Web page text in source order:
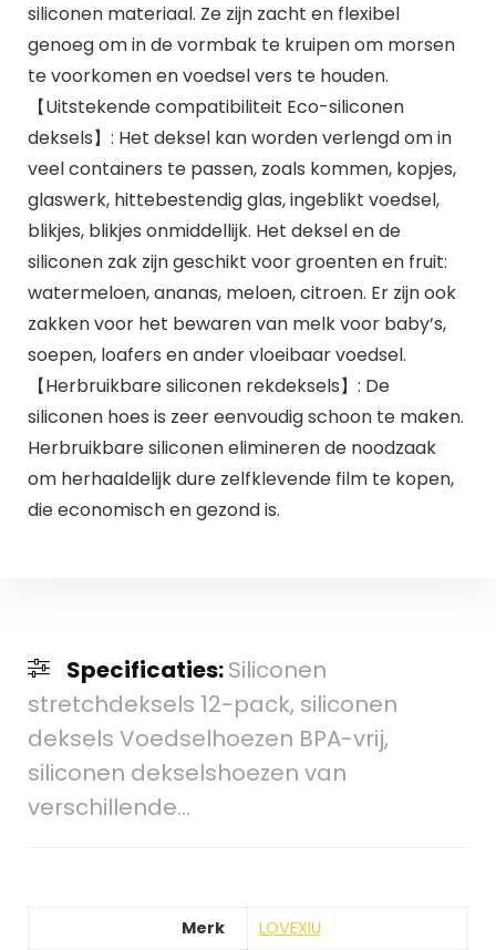
siliconen materiaal. Ze zijn zacht en flexibel
genoeg om in de vormbak te kruipen om morsen
te voorkomen en voedsel vers te houden.
【Uitstekende compatibiliteit Eco-siliconen
deksels】: Het deksel kan worden verlengd om in
veel containers te passen, zoals kommen, kopjes,
glaswerk, hittebestendig glas, ingeblikt voedsel,
blikjes, blikjes onmiddellijk. Het deksel en de
siliconen zak zijn geschikt voor groenten en fruit:
watermeloen, ananas, meloen, citroen. Er zijn ook
zakken voor het bewaren van melk voor baby’s,
soepen, loafers en ander vloeibaar voedsel.
【Herbruikbare siliconen rekdeksels】: De
siliconen hoes is zeer eenvoudig schoon te maken.
Herbruikbare siliconen elimineren de noodzaak
om herhaaldelijk dure zelfklevende film te kopen,
die economisch en gezond is.
Specificaties:Siliconen
stretchdeksels 12-pack, siliconen
deksels Voedselhoezen BPA-vrij,
siliconen dekselshoezen van
verschillende…
Merk
LOVEXIU